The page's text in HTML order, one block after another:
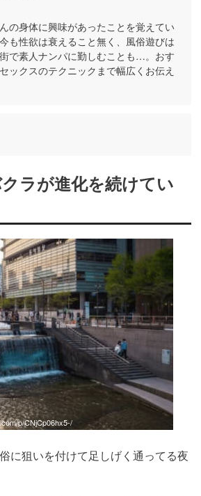
の身体に興味があったことを覚えてい
も性欲は衰えること無く、風俗遊びは
で素人ナンパに勤しむことも…。おす
ックスのテクニックまで幅広くお伝え
ラが進化を続けてい
p/CNjCp06hx5-/
に狙いを付けて足しげく通ってる夜